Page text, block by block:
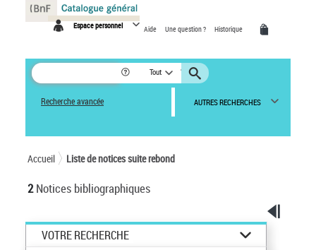
Espace personnel Aide Une question ? Historique
Tout
Recherche avancée AUTRES RECHERCHES
Accueil Liste de notices suite rebond
2Notices bibliographiques
VOTRE RECHERCHE
Panneau de gestion des cookies